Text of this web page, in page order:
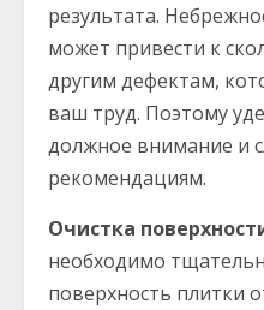
результата.
может привести к
другим дефектам,
ваш труд. Поэтому
должное внимание и
рекомендациям.
Очистка
необходимо
поверхность плитки